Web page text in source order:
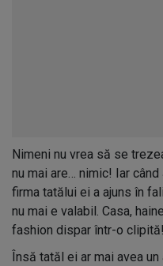
Nimeni nu vrea să se
nu mai are… nimic! Iar când
firma tatălui ei a ajuns în
nu mai e valabil. Casa,
fashion dispar într-o clipită!
Însă tatăl ei ar mai avea